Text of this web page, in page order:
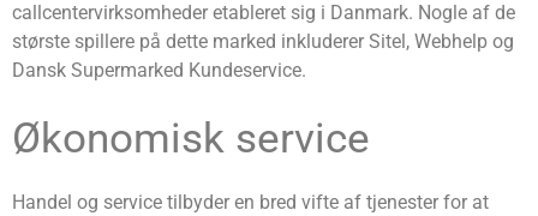
callcentervirksomheder etableret sig i Danmark. Nogle af de
største spillere på dette marked inkluderer Sitel, Webhelp og
Dansk Supermarked Kundeservice.
Økonomisk service
Handel og service tilbyder en bred vifte af tjenester for at